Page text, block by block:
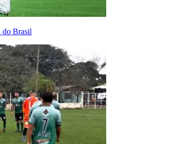
do Brasil